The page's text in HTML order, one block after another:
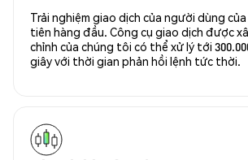
Trải nghiệm giao dịch của người dùng
tiên hàng đầu. Công cụ giao dịch được
chỉnh của chúng tôi có thể xử lý tới
giây với thời gian phản hồi lệnh tức thời.